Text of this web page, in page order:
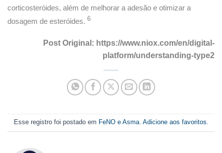
corticosteróides, além de melhorar a adesão e otimizar a
dosagem de esteróides. 6
Post Original: https://www.niox.com/en/digital-
platform/understanding-type2
Esse registro foi postado em FeNO e Asma. Adicione aos favoritos.